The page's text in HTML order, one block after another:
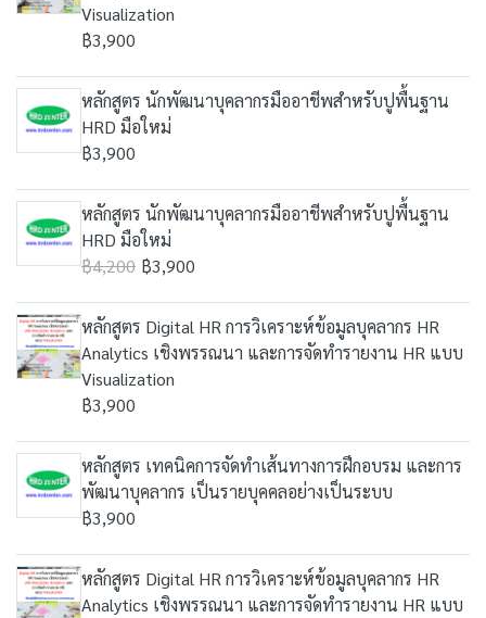
Visualization
฿3,900
หลักสูตร นักพัฒนาบุคลากรมืออาชีพสำหรับปูพื้นฐาน
HRD มือใหม่
฿3,900
หลักสูตร นักพัฒนาบุคลากรมืออาชีพสำหรับปูพื้นฐาน
HRD มือใหม่
฿4,200 ฿3,900
หลักสูตร Digital HR การวิเคราะห์ข้อมูลบุคลากร HR
Analytics เชิงพรรณนา และการจัดทำรายงาน HR แบบ
Visualization
฿3,900
หลักสูตร เทคนิคการจัดทำเส้นทางการฝึกอบรม และการ
พัฒนาบุคลากร เป็นรายบุคคลอย่างเป็นระบบ
฿3,900
หลักสูตร Digital HR การวิเคราะห์ข้อมูลบุคลากร HR
Analytics เชิงพรรณนา และการจัดทำรายงาน HR แบบ